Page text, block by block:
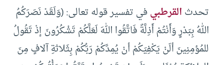
تحدثالقرطبيفي تفسير قوله تعالى: (وَلَقَدْ نَصَرَكُمُ
اللهُ بِبَدْرٍ وَأَنْتُمْ أَذِلَّةٌ فَاتَّقُوا اللهَ لَعَلَّكُمْ تَشْكُرُونَ إذْ تَقُولُ
للمُؤمِنِينَ ألَنْ يَكْفِيَكُمْ أنْ يُمِدَّكُمْ رَبُّكُمْ بِثَلاثةِ آلافٍ مِنَ